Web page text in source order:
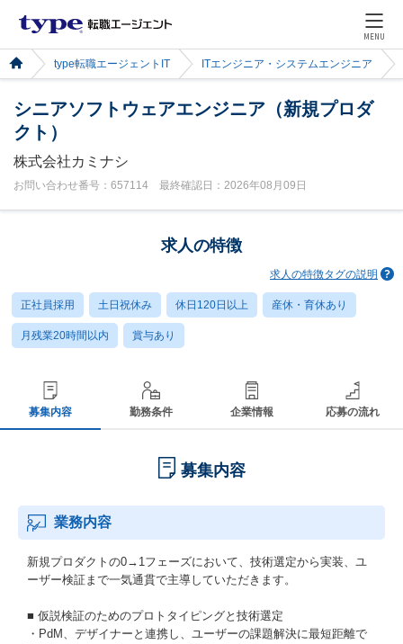
MENU
type転職エージェントIT ITエンジニア・システムエンジニア
シニアソフトウェアエンジニア（新規プロダ
クト）
株式会社カミナシ
お問い合わせ番号：657114 最終確認日：2026年08月09日
求人の特徴
求人の特徴タグの説明
正社員採用 土日祝休み 休日120日以上 産休・育休あり
月残業20時間以内 賞与あり
募集内容 勤務条件 企業情報 応募の流れ
募集内容
業務内容
新規プロダクトの0→1フェーズにおいて、技術選定から実装、ユ
ーザー検証まで一気通貫で主導していただきます。
■ 仮説検証のためのプロトタイピングと技術選定
・PdM、デザイナーと連携し、ユーザーの課題解決に最短距離で